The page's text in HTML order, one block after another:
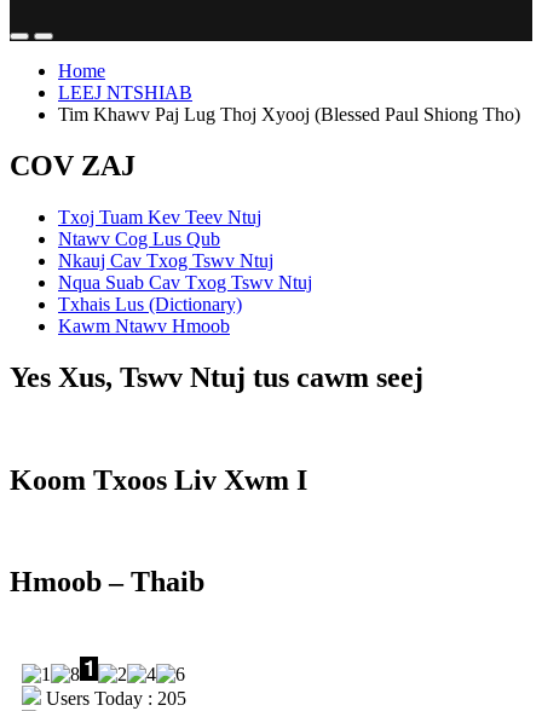
Home
LEEJ NTSHIAB
Tim Khawv Paj Lug Thoj Xyooj (Blessed Paul Shiong Tho)
COV ZAJ
Txoj Tuam Kev Teev Ntuj
Ntawv Cog Lus Qub
Nkauj Cav Txog Tswv Ntuj
Nqua Suab Cav Txog Tswv Ntuj
Txhais Lus (Dictionary)
Kawm Ntawv Hmoob
Yes Xus, Tswv Ntuj tus cawm seej
Koom Txoos Liv Xwm I
Hmoob – Thaib
Users Today : 205